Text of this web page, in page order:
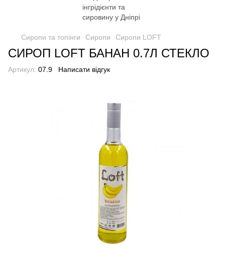
Сиропи та топінги Сиропи Сиропи LOFT
СИРОП LOFT БАНАН 0.7Л СТЕКЛО
Артикул: 07.9 Написати відгук